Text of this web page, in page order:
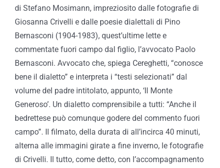
di Stefano Mosimann, impreziosito dalle fotografie di
Giosanna Crivelli e dalle poesie dialettali di Pino
Bernasconi (1904-1983), quest’ultime lette e
commentate fuori campo dal figlio, l’avvocato Paolo
Bernasconi. Avvocato che, spiega Cereghetti, “conosce
bene il dialetto” e interpreta i “testi selezionati” dal
volume del padre intitolato, appunto, ‘Il Monte
Generoso’. Un dialetto comprensibile a tutti: “Anche il
bedrettese può comunque godere del commento fuori
campo”. Il filmato, della durata di all’incirca 40 minuti,
alterna alle immagini girate a fine inverno, le fotografie
di Crivelli. Il tutto, come detto, con l’accompagnamento